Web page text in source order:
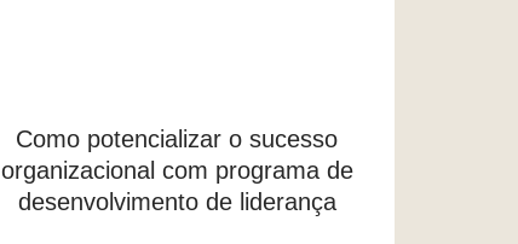
Como potencializar o sucesso
organizacional com programa de
desenvolvimento de liderança